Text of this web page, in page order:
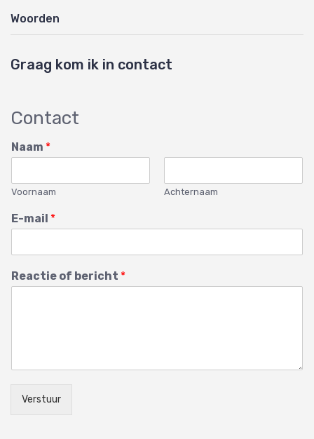
Woorden
Graag kom ik in contact
Contact
Naam *
Voornaam Achternaam
E-mail *
Reactie of bericht *
Verstuur